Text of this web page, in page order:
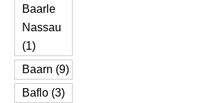
Baarle
Nassau
(1)
Baarn (9)
Baflo (3)